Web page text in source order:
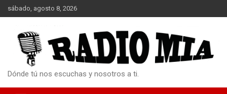
Saltar
al
sábado, agosto 8, 2026
Dónde tú nos escuchas y nosotros a ti.